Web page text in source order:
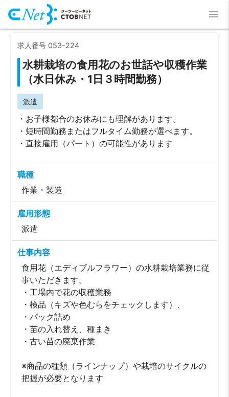
menu
求人番号 053-224
水耕栽培の食用花のお世話や収穫作業
（水日休み・1日３時間勤務）
派遣
・お子様都合のお休みにも理解があります。
・短時間勤務またはフルタイム勤務が選べます。
・直接雇用（パート）の可能性があります
職種
作業・製造
雇用形態
派遣
仕事内容
食用花（エディブルフラワー）の水耕栽培業務に従
事いただきます。
・工場内で花の収穫業務
・検品（キズや色むらをチェックします）、
・パック詰め
・苗の入れ替え、種まき
・古い苗の廃棄作業
※商品の種類（ラインナップ）や栽培のサイクルの
把握が必要となります